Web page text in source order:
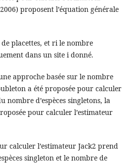
proposent l’équation générale
placettes, et ri le nombre
dans un site i donné.
approche basée sur le nombre
a été proposée pour calculer
nombre d’espèces singletons, la
pour calculer l’estimateur
calculer l’estimateur Jack2 prend
singleton et le nombre de